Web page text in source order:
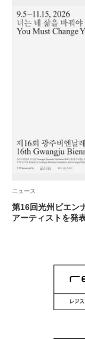
ニュース
第16回光州ビエン
アーティストを発